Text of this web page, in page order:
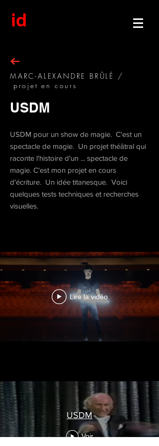
id
MARC-ALEXANDRE BRÛLÉ /
projet en cours
USDM pour un show de magie. C'est un
spectacle de magie. Un projet théâtral qui
raconte l'histoire d'un ... spectacle de
magie. C'est mon projet en cours
d'écriture. Un idée titanesque. Voici
quelques tests techniques et recherches
visuelles.
USDM
Lire la vidéo
USDM
Voir